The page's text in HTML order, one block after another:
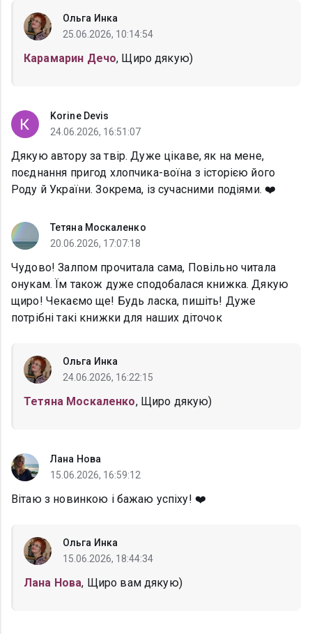
Ольга Инка
25.06.2026, 10:14:54
Карамарин Дечо, Щиро дякую)
Korine Devis
24.06.2026, 16:51:07
Дякую автору за твір. Дуже цікаве, як на мене,
поєднання пригод хлопчика-воїна з історією його
Роду й України. Зокрема, із сучасними подіями. ❤️
Тетяна Москаленко
20.06.2026, 17:07:18
Чудово! Залпом прочитала сама, Повільно читала
онукам. Їм також дуже сподобалася книжка. Дякую
щиро! Чекаємо ще! Будь ласка, пишіть! Дуже
потрібні такі книжки для наших діточок
Ольга Инка
24.06.2026, 16:22:15
Тетяна Москаленко, Щиро дякую)
Лана Нова
15.06.2026, 16:59:12
Вітаю з новинкою і бажаю успіху! ❤️
Ольга Инка
15.06.2026, 18:44:34
Лана Нова, Щиро вам дякую)